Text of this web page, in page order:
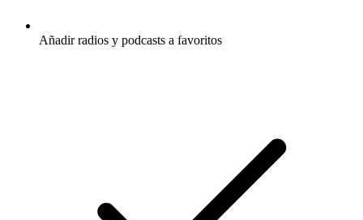
Añadir radios y podcasts a favoritos